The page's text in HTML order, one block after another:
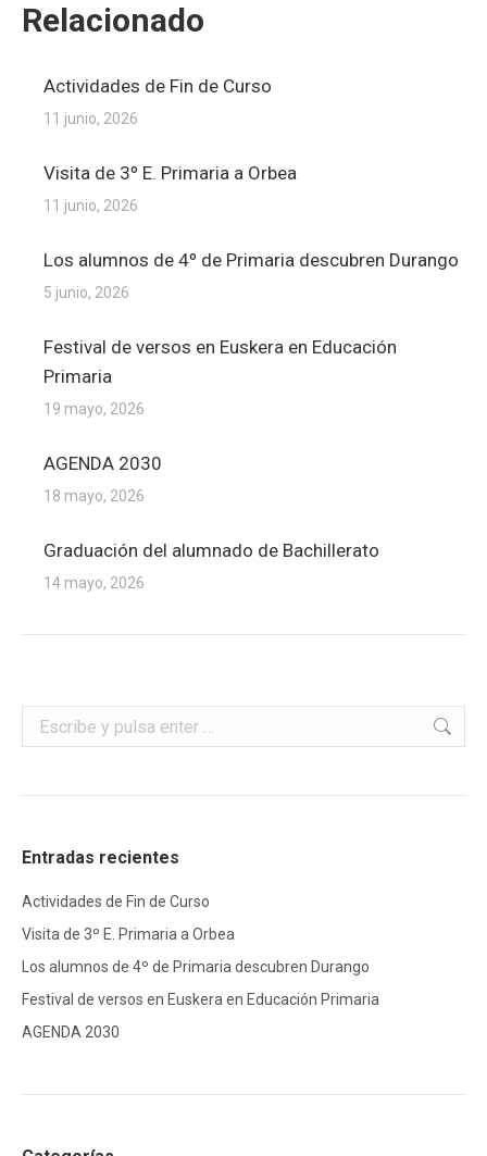
Relacionado
Actividades de Fin de Curso
11 junio, 2026
Visita de 3º E. Primaria a Orbea
11 junio, 2026
Los alumnos de 4º de Primaria descubren Durango
5 junio, 2026
Festival de versos en Euskera en Educación
Primaria
19 mayo, 2026
AGENDA 2030
18 mayo, 2026
Graduación del alumnado de Bachillerato
14 mayo, 2026
Buscar:
Entradas recientes
Actividades de Fin de Curso
Visita de 3º E. Primaria a Orbea
Los alumnos de 4º de Primaria descubren Durango
Festival de versos en Euskera en Educación Primaria
AGENDA 2030